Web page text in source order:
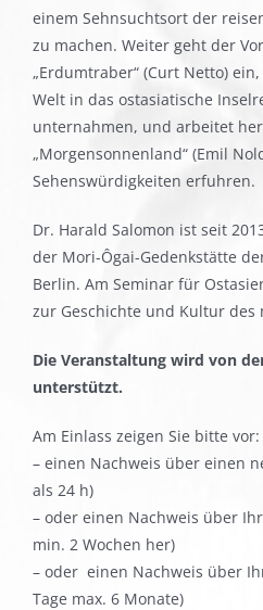
einem Sehnsuchtsort der
zu machen. Weiter geht der
„Erdumtraber“ (Curt Netto)
Welt in das ostasiatische
unternahmen, und arbeitet
„Morgensonnenland“ (Emil
Sehenswürdigkeiten erfuhren.
Dr. Harald Salomon ist seit
der Mori-Ôgai-Gedenkstätte
Berlin. Am Seminar für
zur Geschichte und Kultur des
Die Veranstaltung wird von
unterstützt.
Am Einlass zeigen Sie bitte vor:
– einen Nachweis über einen
als 24 h)
– oder einen Nachweis über
min. 2 Wochen her)
– oder einen Nachweis über
Tage max. 6 Monate)